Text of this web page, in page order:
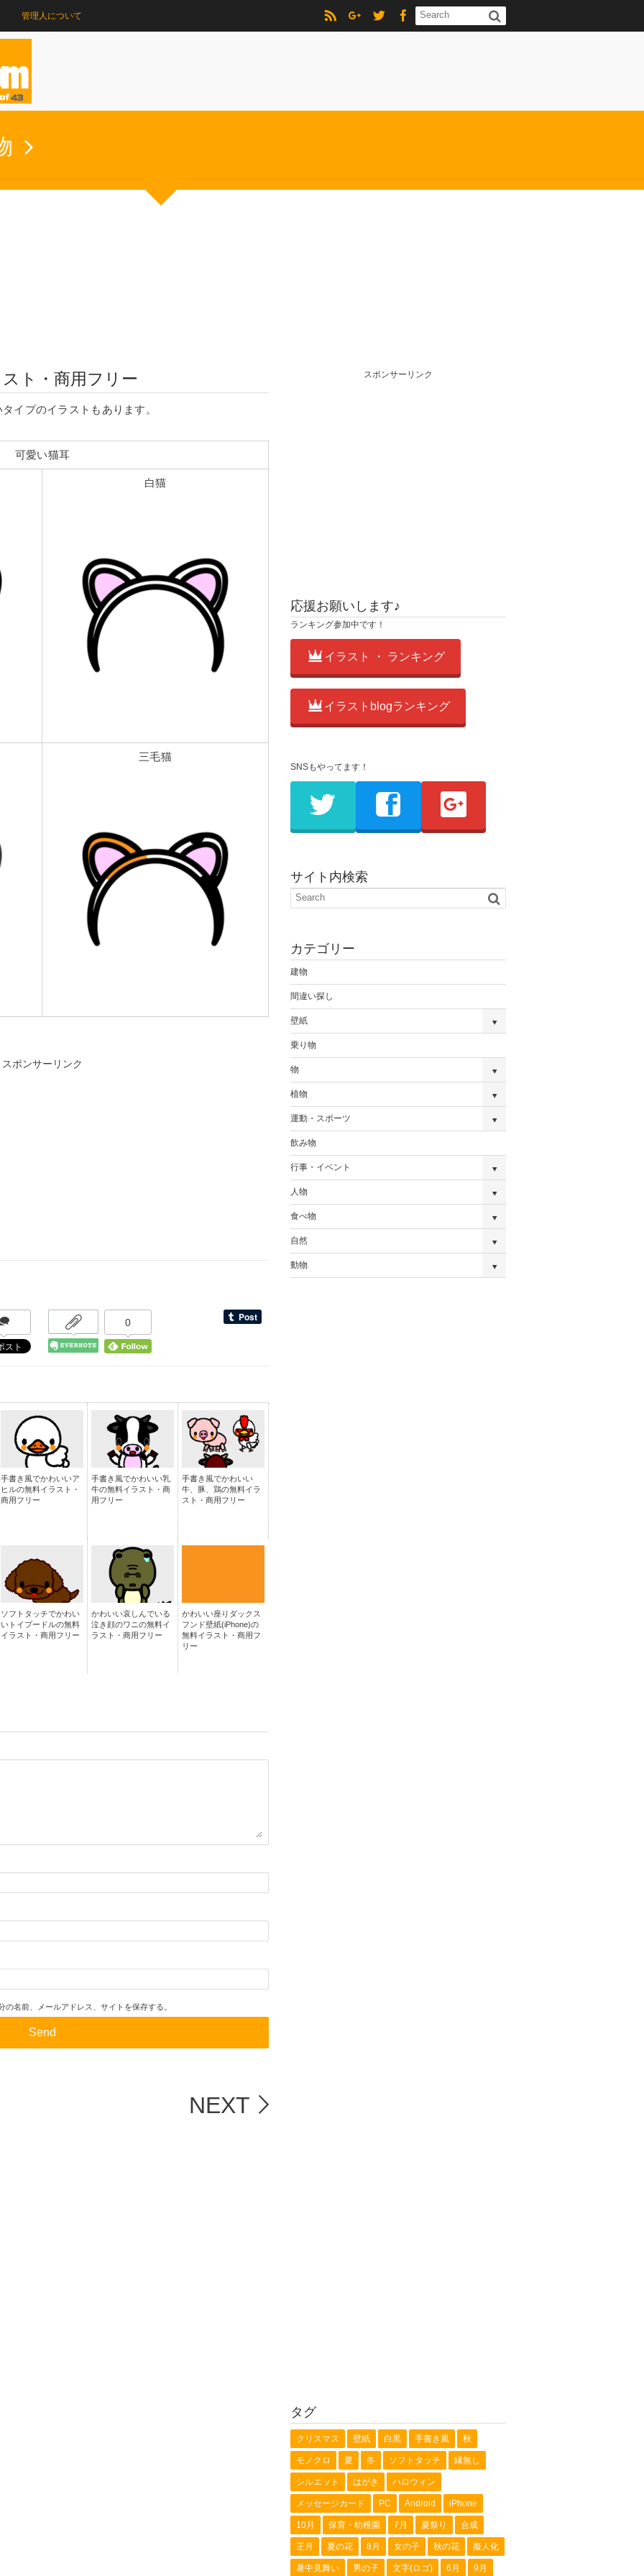
管理人について
ト・商用フリー
イプのイラストもあります。
可愛い猫耳
白猫
三毛猫
スポンサーリンク
0
手書き風でかわいいア
ヒルの無料イラスト・
商用フリー
手書き風でかわいい乳
牛の無料イラスト・商
用フリー
手書き風でかわいい
牛、豚、鶏の無料イラ
スト・商用フリー
ソフトタッチでかわい
いトイプードルの無料
イラスト・商用フリー
かわいい哀しんでいる
泣き顔のワニの無料イ
ラスト・商用フリー
かわいい座りダックス
フンド壁紙(iPhone)の
無料イラスト・商用フ
リー
名前、メールアドレス、サイトを保存する。
NEXT
スポンサーリンク
応援お願いします♪
ランキング参加中です！
イラスト ・ ランキング
イラストblogランキング
SNSもやってます！
サイト内検索
カテゴリー
建物
間違い探し
壁紙
乗り物
物
植物
運動・スポーツ
飲み物
行事・イベント
人物
食べ物
自然
動物
タグ
クリスマス 壁紙 白黒 手書き風 秋
モノクロ 夏 冬 ソフトタッチ 縁無し
シルエット はがき ハロウィン
メッセージカード PC Android iPhone
10月 保育・幼稚園 7月 夏祭り 合成
正月 夏の花 8月 女の子 秋の花 擬人化
暑中見舞い 男の子 文字(ロゴ) 6月 9月